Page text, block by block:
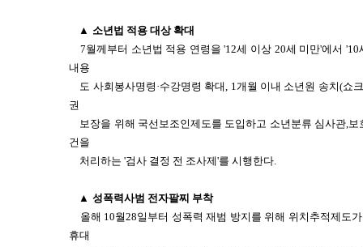
▲ 소년법 적용 대상 확대
7월께부터 소년법 적용 연령을 '12세 이상 20세 미만'에서
내용
도 사회봉사명령·수강명령 확대, 1개월 이내 소년원 송치(쇼
권
보장을 위해 국선보조인제도를 도입하고 소년분류 심사관,
건을
처리하는 '검사 결정 전 조사제'를 시행한다.
▲ 성폭력사범 전자팔찌 부착
올해 10월28일부터 성폭력 재범 방지를 위해 위치추적제도
휴대